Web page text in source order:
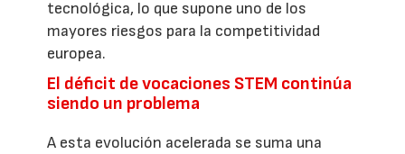
tecnológica, lo que supone uno de los
mayores riesgos para la competitividad
europea.
El déficit de vocaciones STEM continúa
siendo un problema
A esta evolución acelerada se suma una